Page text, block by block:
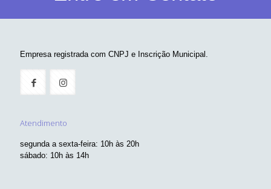
São Paulo/SP
Contatos
comercial@objetivacomunicamidia.com.br